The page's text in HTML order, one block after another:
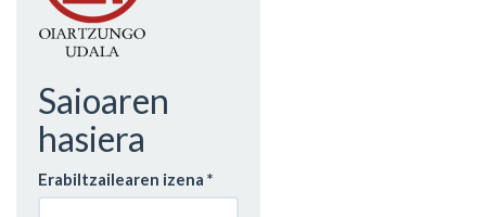
Saioaren
hasiera
Erabiltzailearen izena *